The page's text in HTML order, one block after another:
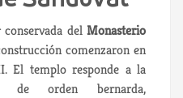
del Monasterio
comenzaron en
El templo responde a la
de orden bernarda,